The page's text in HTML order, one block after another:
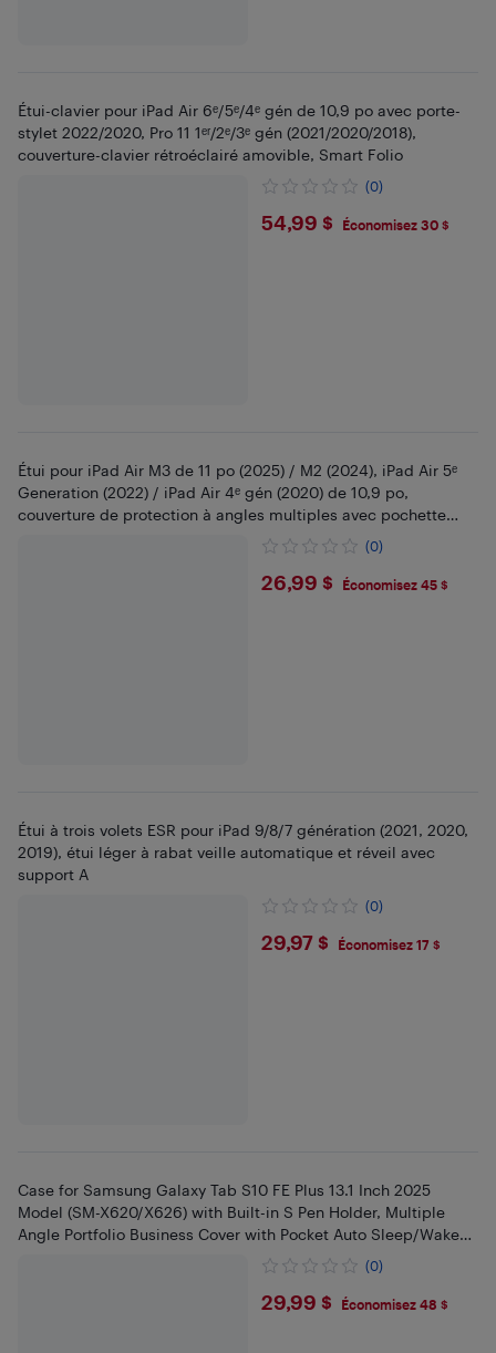
Étui-clavier pour iPad Air 6ᵉ/5ᵉ/4ᵉ gén de 10,9 po avec porte-
stylet 2022/2020, Pro 11 1ᵉʳ/2ᵉ/3ᵉ gén (2021/2020/2018),
couverture-clavier rétroéclairé amovible, Smart Folio
(0)
$54.99
54,99 $ Économisez 30 $
Étui pour iPad Air M3 de 11 po (2025) / M2 (2024), iPad Air 5ᵉ
Generation (2022) / iPad Air 4ᵉ gén (2020) de 10,9 po,
couverture de protection à angles multiples avec pochette
(0)
$26.99
26,99 $ Économisez 45 $
Étui à trois volets ESR pour iPad 9/8/7 génération (2021, 2020,
2019), étui léger à rabat veille automatique et réveil avec
support A
(0)
$29.97
29,97 $ Économisez 17 $
Case for Samsung Galaxy Tab S10 FE Plus 13.1 Inch 2025
Model (SM-X620/X626) with Built-in S Pen Holder, Multiple
Angle Portfolio Business Cover with Pocket Auto Sleep/Wake
(0)
$29.99
29,99 $ Économisez 48 $